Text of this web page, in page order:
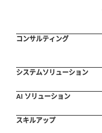
コンサルティング
システムソリューション
AI ソリューション
スキルアップ